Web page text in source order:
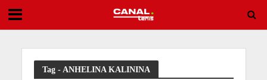
Tirante vuelve a sacudir Montreal y deja al campeón de 2024 fuera del torneo
Tag - ANHELINA KALININA